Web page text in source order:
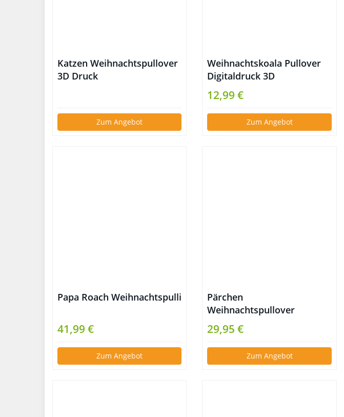
Katzen Weihnachtspullover
3D Druck
Zum Angebot
Weihnachtskoala Pullover
Digitaldruck 3D
12,99 €
Zum Angebot
Papa Roach Weihnachtspulli
41,99 €
Zum Angebot
Pärchen
Weihnachtspullover
Tannenbaum Ugly
Christmas Sweater
29,95 €
Zum Angebot